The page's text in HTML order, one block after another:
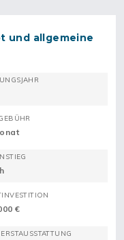
und allgemeine
€